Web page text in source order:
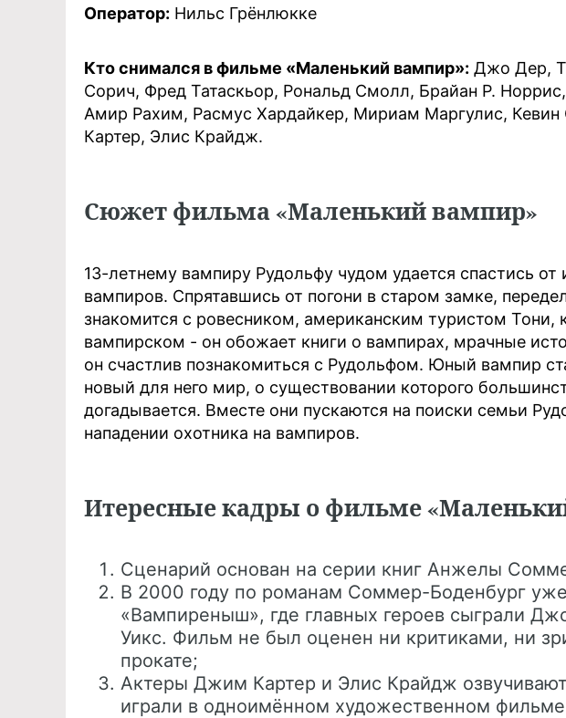
Оператор: Нильс Грёнлюкке
Кто снимался в фильме «Маленький вампир»: Джо Дер,
Сорич, Фред Татаскьор, Рональд Смолл, Брайан Р.
Амир Рахим, Расмус Хардайкер, Мириам Маргулис,
Картер, Элис Крайдж.
Сюжет фильма «Маленький вампир»
13-летнему вампиру Рудольфу чудом удается спастись от
вампиров. Спрятавшись от погони в старом замке,
знакомится с ровесником, американским туристом
вампирском - он обожает книги о вампирах, мрачные
он счастлив познакомиться с Рудольфом. Юный вампир
новый для него мир, о существовании которого
догадывается. Вместе они пускаются на поиски семьи
нападении охотника на вампиров.
Итересные кадры о фильме
Сценарий основан на серии книг Анжелы
В 2000 году по романам Соммер-Боденбург
«Вампиреныш», где главных героев сыграли
Уикс. Фильм не был оценен ни критиками, ни
прокате;
Актеры Джим Картер и Элис Крайдж
играли в одноимённом художественном